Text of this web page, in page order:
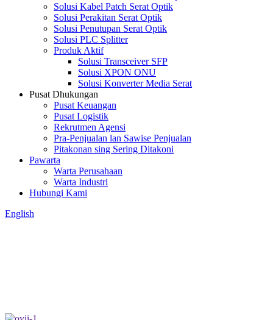
Solusi Kabel Patch Serat Optik
Solusi Perakitan Serat Optik
Solusi Penutupan Serat Optik
Solusi PLC Splitter
Produk Aktif
Solusi Transceiver SFP
Solusi XPON ONU
Solusi Konverter Media Serat
Pusat Dhukungan
Pusat Keuangan
Pusat Logistik
Rekrutmen Agensi
Pra-Penjualan lan Sawise Penjualan
Pitakonan sing Sering Ditakoni
Pawarta
Warta Perusahaan
Warta Industri
Hubungi Kami
English